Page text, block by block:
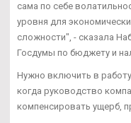
сама по себе
уровня для
сложности", - сказала
Госдумы по бюджету и
Нужно включить в
когда руководство
компенсировать ущерб,